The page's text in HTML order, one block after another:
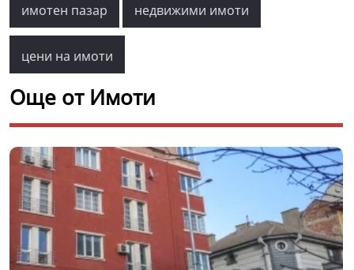
имотен пазар недвижими имоти
цени на имоти
Още от Имоти